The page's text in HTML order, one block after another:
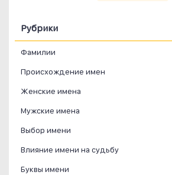
Рубрики
Фамилии
Происхождение имен
Женские имена
Мужские имена
Выбор имени
Влияние имени на судьбу
Буквы имени